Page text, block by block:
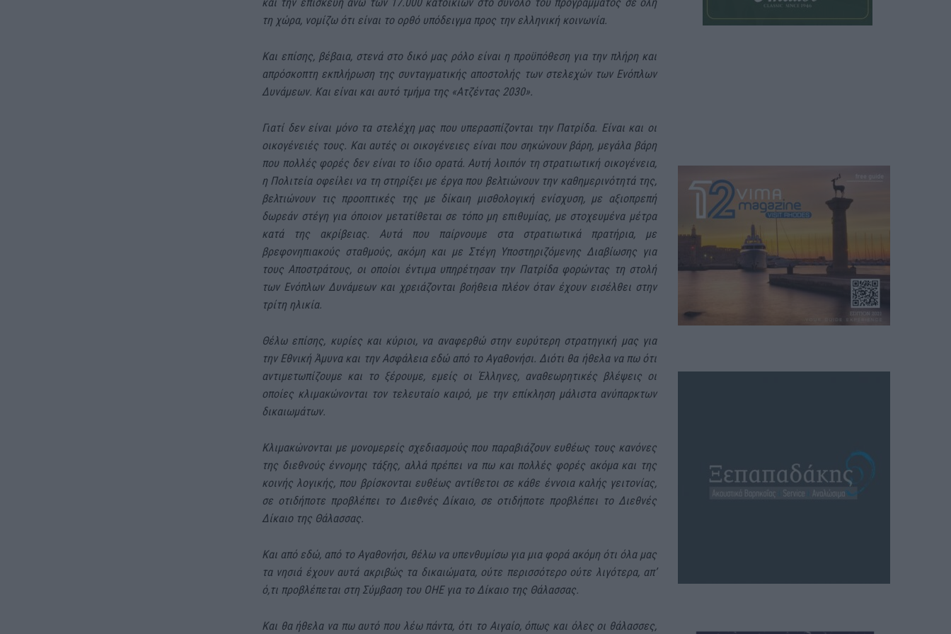
και την επισκευή άνω των 17.000 κατοικιών στο σύνολο του προγράμματος σε όλη
τη χώρα, νομίζω ότι είναι το ορθό υπόδειγμα προς την ελληνική κοινωνία.
Και επίσης, βέβαια, στενά στο δικό μας ρόλο είναι η προϋπόθεση για την πλήρη και
απρόσκοπτη εκπλήρωση της συνταγματικής αποστολής των στελεχών των Ενόπλων
Δυνάμεων. Και είναι και αυτό τμήμα της «Ατζέντας 2030».
Γιατί δεν είναι μόνο τα στελέχη μας που υπερασπίζονται την Πατρίδα. Είναι και οι
οικογένειές τους. Και αυτές οι οικογένειες είναι που σηκώνουν βάρη, μεγάλα βάρη
που πολλές φορές δεν είναι το ίδιο ορατά. Αυτή λοιπόν τη στρατιωτική οικογένεια,
η Πολιτεία οφείλει να τη στηρίξει με έργα που βελτιώνουν την καθημερινότητά της,
βελτιώνουν τις προοπτικές της με δίκαιη μισθολογική ενίσχυση, με αξιοπρεπή
δωρεάν στέγη για όποιον μετατίθεται σε τόπο μη επιθυμίας, με στοχευμένα μέτρα
κατά της ακρίβειας. Αυτά που παίρνουμε στα στρατιωτικά πρατήρια, με
βρεφονηπιακούς σταθμούς, ακόμη και με Στέγη Υποστηριζόμενης Διαβίωσης για
τους Αποστράτους, οι οποίοι έντιμα υπηρέτησαν την Πατρίδα φορώντας τη στολή
των Ενόπλων Δυνάμεων και χρειάζονται βοήθεια πλέον όταν έχουν εισέλθει στην
τρίτη ηλικία.
Θέλω επίσης, κυρίες και κύριοι, να αναφερθώ στην ευρύτερη στρατηγική μας για
την Εθνική Άμυνα και την Ασφάλεια εδώ από το Αγαθονήσι. Διότι θα ήθελα να πω ότι
αντιμετωπίζουμε και το ξέρουμε, εμείς οι Έλληνες, αναθεωρητικές βλέψεις οι
οποίες κλιμακώνονται τον τελευταίο καιρό, με την επίκληση μάλιστα ανύπαρκτων
δικαιωμάτων.
Κλιμακώνονται με μονομερείς σχεδιασμούς που παραβιάζουν ευθέως τους κανόνες
της διεθνούς έννομης τάξης, αλλά πρέπει να πω και πολλές φορές ακόμα και της
κοινής λογικής, που βρίσκονται ευθέως αντίθετοι σε κάθε έννοια καλής γειτονίας,
σε οτιδήποτε προβλέπει το Διεθνές Δίκαιο, σε οτιδήποτε προβλέπει το Διεθνές
Δίκαιο της Θάλασσας.
Και από εδώ, από το Αγαθονήσι, θέλω να υπενθυμίσω για μια φορά ακόμη ότι όλα μας
τα νησιά έχουν αυτά ακριβώς τα δικαιώματα, ούτε περισσότερο ούτε λιγότερα, απ’
ό,τι προβλέπεται στη Σύμβαση του ΟΗΕ για το Δίκαιο της Θάλασσας.
Και θα ήθελα να πω αυτό που λέω πάντα, ότι το Αιγαίο, όπως και όλες οι θάλασσες,